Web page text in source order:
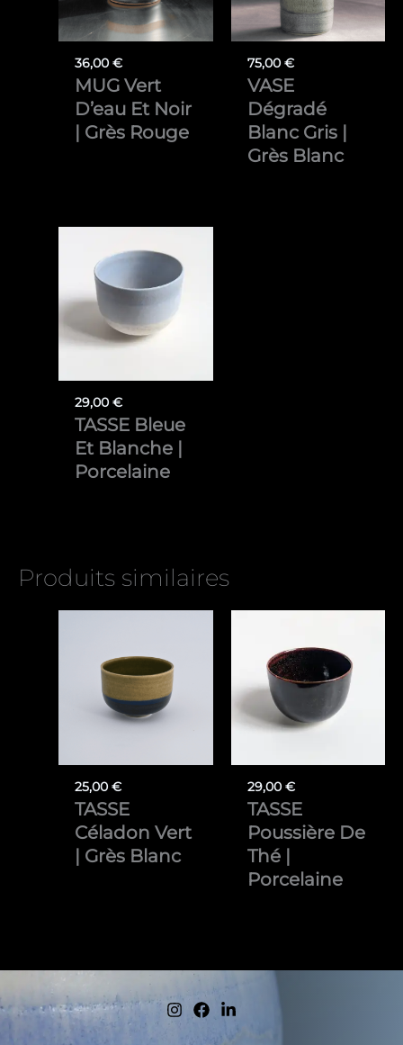
36,00 €
MUG Vert
D’eau Et Noir
| Grès Rouge
75,00 €
VASE
Dégradé
Blanc Gris |
Grès Blanc
29,00 €
TASSE Bleue
Et Blanche |
Porcelaine
Produits similaires
25,00 €
TASSE
Céladon Vert
| Grès Blanc
29,00 €
TASSE
Poussière De
Thé |
Porcelaine